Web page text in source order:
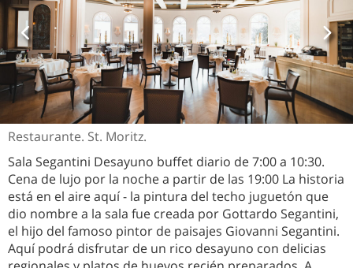
Restaurante. St. Moritz.
Sala Segantini Desayuno buffet diario de 7:00 a 10:30.
Cena de lujo por la noche a partir de las 19:00 La historia
está en el aire aquí - la pintura del techo juguetón que
dio nombre a la sala fue creada por Gottardo Segantini,
el hijo del famoso pintor de paisajes Giovanni Segantini.
Aquí podrá disfrutar de un rico desayuno con delicias